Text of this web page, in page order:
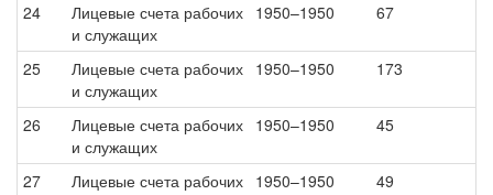
24
Лицевые счета рабочих
и служащих
1950–1950 67
25
Лицевые счета рабочих
и служащих
1950–1950 173
26
Лицевые счета рабочих
и служащих
1950–1950 45
27
Лицевые счета рабочих 1950–1950 49